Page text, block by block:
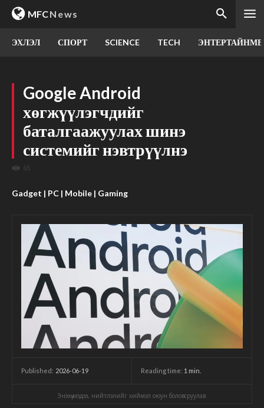
MFCNews
ЭХЛЭЛ СПОРТ SCIENCE TECH
Google Android
хөгжүүлэгчдийг
баталгаажуулах шинэ
системийг нэвтрүүлнэ
65
Gadget | PC | Mobile | Gaming
Published: 2026-06-19 Reading time: 1 min.
Энэхүү мэдээ, нийтлэлийг хиймэл оюун боловсруулав.